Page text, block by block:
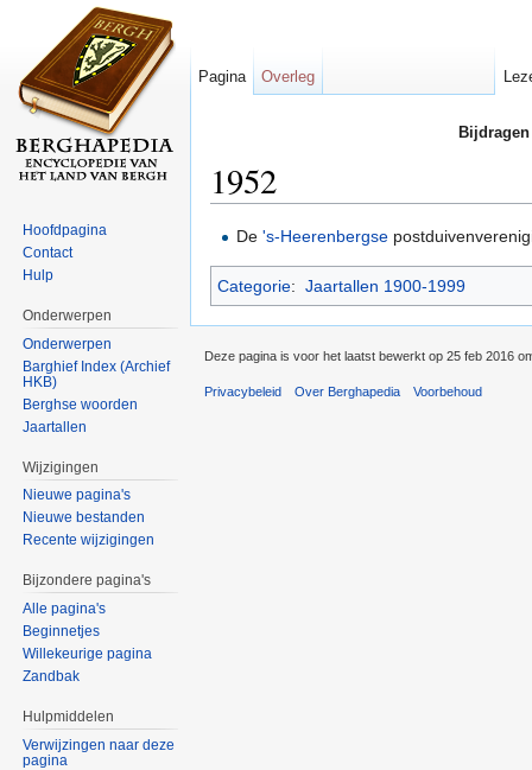
1952
De's-Heerenbergse
Categorie: Jaartallen 1900-1999
Pagina Overleg
Hoofdpagina
Contact
Hulp
Onderwerpen
Onderwerpen
Barghief Index (Archief
HKB)
Berghse woorden
Jaartallen
Wijzigingen
Nieuwe pagina's
Nieuwe bestanden
Recente wijzigingen
Bijzondere pagina's
Alle pagina's
Beginnetjes
Willekeurige pagina
Zandbak
Hulpmiddelen
Verwijzingen naar deze
pagina
Deze pagina is voor het laatst bewerkt op 25 feb 2016
Privacybeleid Over Berghapedia Voorbehoud